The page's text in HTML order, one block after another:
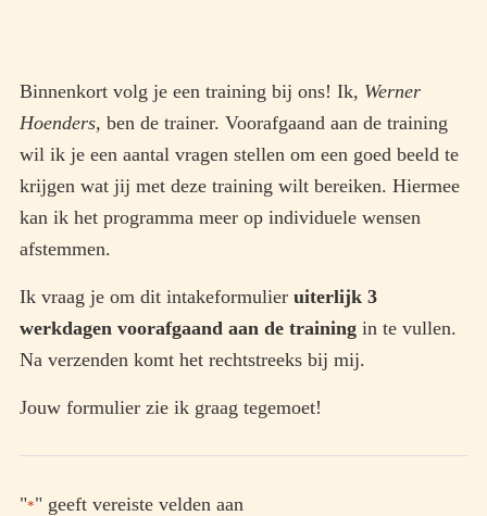
Binnenkort volg je een training bij ons! Ik, Werner
Hoenders, ben de trainer. Voorafgaand aan de training
wil ik je een aantal vragen stellen om een goed beeld te
krijgen wat jij met deze training wilt bereiken. Hiermee
kan ik het programma meer op individuele wensen
afstemmen.
Ik vraag je om dit intakeformulier uiterlijk 3
werkdagen voorafgaand aan de training in te vullen.
Na verzenden komt het rechtstreeks bij mij.
Jouw formulier zie ik graag tegemoet!
"*" geeft vereiste velden aan